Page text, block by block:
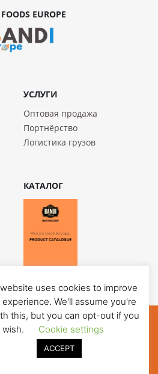
EUROPE
УСЛУГИ
Оптовая продажа
Портнёрство
Логистика грузов
КАТАЛОГ
All rights reserved
poilicy
uses cookies to improve
We'll assume you're
this, but you can opt-out if you
wish.
Cookie settings
ACCEPT